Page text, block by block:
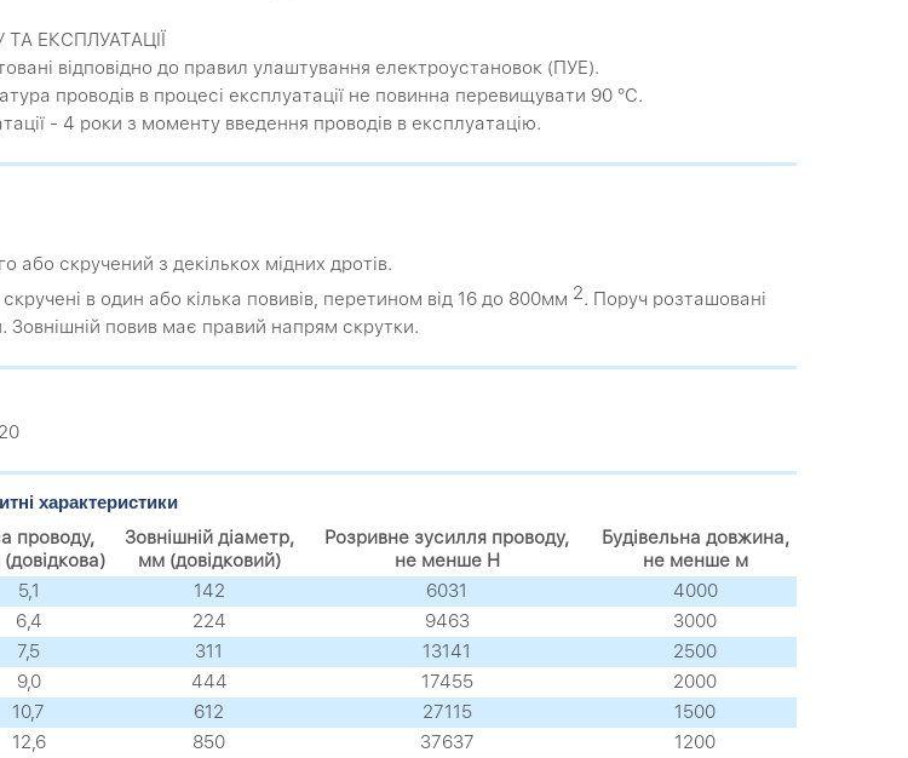
ЕКСПЛУАТАЦІЇ
відповідно до правил улаштування електроустановок (ПУЕ).
проводів в процесі експлуатації не повинна перевищувати 90 °С.
- 4 роки з моменту введення проводів в експлуатацію.
або скручений з декількох мідних дротів.
в один або кілька повивів, перетином від 16 до 800мм 2. Поруч розташовані
Зовнішній повив має правий напрям скрутки.
характеристики
проводу,
Зовнішній діаметр,
мм (довідковий)
Розривне зусилля проводу,
не менше Н
Будівельна довжина,
не менше м
5,1 142 6031
4000
6,4 224 9463
3000
7,5 311 13141
2500
9,0 444 17455
2000
10,7 612 27115
1500
12,6 850 37637 1200